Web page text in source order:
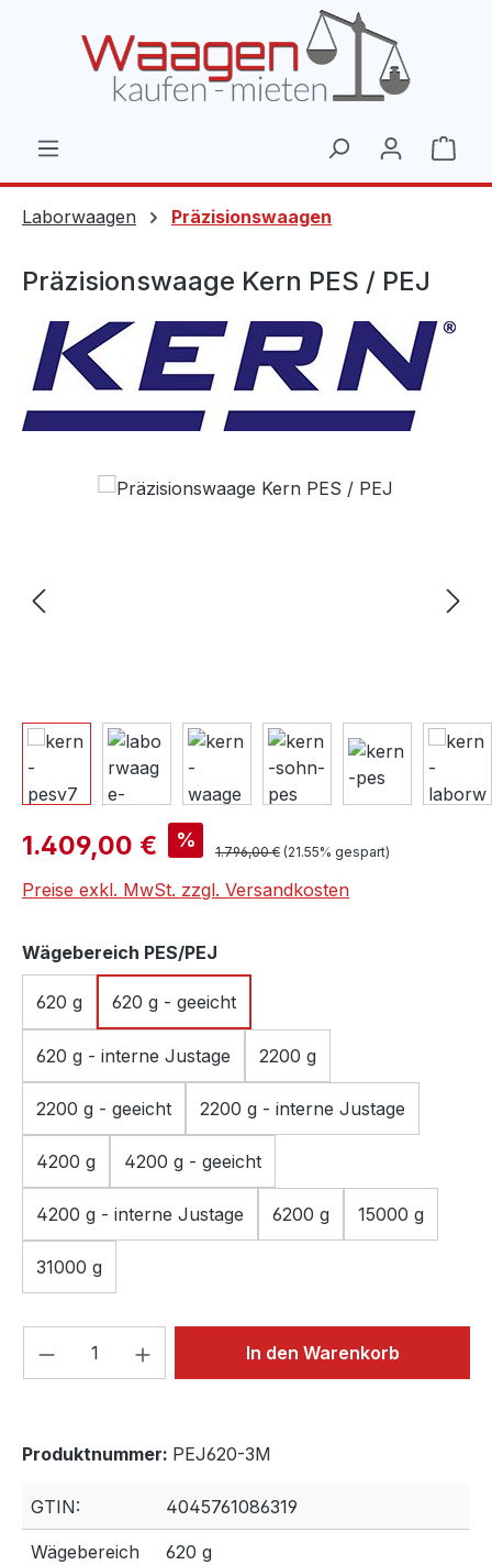
Laborwaagen Präzisionswaagen
Präzisionswaage Kern PES / PEJ
Bildergalerie überspringen
Verkaufspreis:
1.409,00 € % Regulärer Preis:
1.796,00 € (21.55% gespart)
Preise exkl. MwSt. zzgl. Versandkosten
Wägebereich PES/PEJ
620 g 620 g - geeicht
620 g - interne Justage 2200 g
2200 g - geeicht 2200 g - interne Justage
4200 g 4200 g - geeicht
4200 g - interne Justage 6200 g 15000 g
31000 g
Produkt Anzahl: Gib denIn den Warenkorb
Produktnummer: PEJ620-3M
GTIN: 4045761086319
Wägebereich 620 g